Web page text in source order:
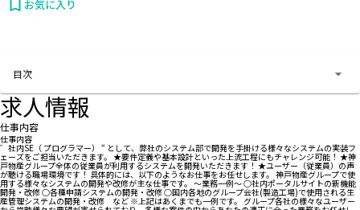
お気に入り
目次
求人情報
仕事内容
仕事内容
゛社内SE（ プログラマー） “ として、弊社のシステム部で開発を手掛ける様々なシステムの実装フ
ェーズをご担当いただきます。 ★要件定義や基本設計といった上流工程にもチャレンジ可能！ ★神
戸物産グループ全体の従業員が利用するシステムを開発いただきます！ ★ユーザー（従業員）の声
が聴ける職場環境です！ 具体的には、以下のようなお仕事をお任せします。 神戸物産グループで使
用する様々なシステムの開発や改修が主な仕事です。 ～業務一例～ ○社内ポータルサイトの新機能
開発・改修 ○各種申請システムの開発・改修 ○国内各地のグループ会社(製造工場)で使用される生
産管理システムの開発・改修 など ※上記はあくまでも一例です。 グループ各社の様々なユーザー